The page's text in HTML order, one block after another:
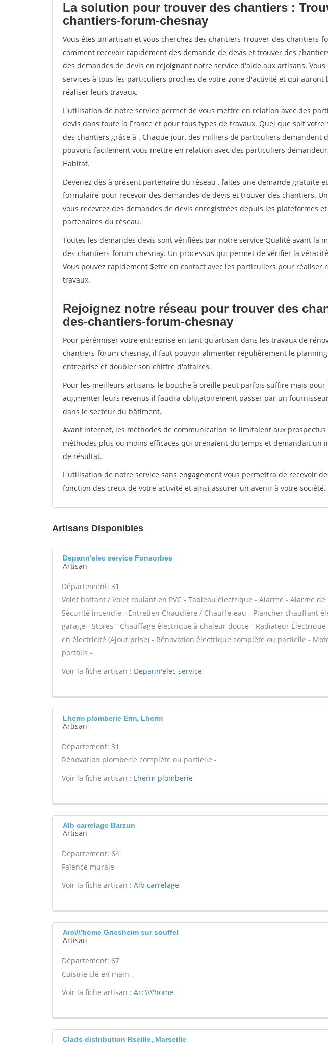
La solution pour trouver des chantiers :
chantiers-forum-chesnay
Vous êtes un artisan et vous cherchez des chantiers Trouver-des-chantiers-
comment recevoir rapidement des demande de devis et trouver des
des demandes de devis en rejoignant notre service d'aide aux artisans.
services à tous les particuliers proches de votre zone d'activité et qui
réaliser leurs travaux.
L'utilisation de notre service permet de vous mettre en relation avec des
devis dans toute la France et pour tous types de travaux. Quel que soit
des chantiers grâce à . Chaque jour, des milliers de particuliers demandent
pouvons facilement vous mettre en relation avec des particuliers
Habitat.
Devenez dès à présent partenaire du réseau , faites une demande gratuite
formulaire pour recevoir des demandes de devis et trouver des chantiers.
vous recevrez des demandes de devis enregistrées depuis les plateformes
partenaires du réseau.
Toutes les demandes devis sont vérifiées par notre service Qualité avant la
des-chantiers-forum-chesnay. Un processus qui permet de vérifier la
Vous pouvez rapidement $etre en contact avec les particuliers pour réaliser
travaux.
Rejoignez notre réseau pour trouver des
des-chantiers-forum-chesnay
Pour pérénniser votre entreprise en tant qu'artisan dans les travaux de
chantiers-forum-chesnay, il faut pouvoir alimenter régulièrement le
entreprise et doubler son chiffre d'affaires.
Pour les meilleurs artisans, le bouche à oreille peut parfois suffire mais
augmenter leurs revenus il faudra obligatoirement passer par un
dans le secteur du bâtiment.
Avant internet, les méthodes de communication se limitaient aux
méthodes plus ou moins efficaces qui prenaient du temps et demandait un
de résultat.
L'utilisation de notre service sans engagement vous permettra de recevoir
fonction des creux de votre activité et ainsi assurer un avenir à votre société.
Artisans Disponibles
Depann'elec service Fonsorbes
Artisan
Département: 31
Volet battant / Volet roulant en PVC - Tableau électrique - Alarme - Alarme
Sécurité incendie - Entretien Chaudière / Chauffe-eau - Plancher chauffant
garage - Stores - Chauffage électrique à chaleur douce - Radiateur
en électricité (Ajout prise) - Rénovation électrique complète ou partielle -
portails -
Voir la fiche artisan : Depann'elec service
Lherm plomberie Erm, Lherm
Artisan
Département: 31
Rénovation plomberie complète ou partielle -
Voir la fiche artisan : Lherm plomberie
Alb carrelage Barzun
Artisan
Département: 64
Faïence murale -
Voir la fiche artisan : Alb carrelage
Arc\\\'home Griesheim sur souffel
Artisan
Département: 67
Cuisine clé en main -
Voir la fiche artisan : Arc\\\'home
Clads distribution Rseille, Marseille